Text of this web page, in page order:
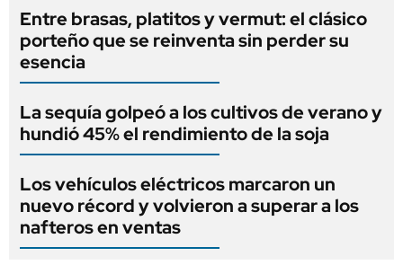
Entre brasas, platitos y vermut: el clásico
porteño que se reinventa sin perder su
esencia
La sequía golpeó a los cultivos de verano y
hundió 45% el rendimiento de la soja
Los vehículos eléctricos marcaron un
nuevo récord y volvieron a superar a los
nafteros en ventas